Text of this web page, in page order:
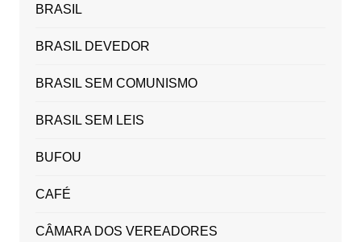
BRASIL
BRASIL DEVEDOR
BRASIL SEM COMUNISMO
BRASIL SEM LEIS
BUFOU
CAFÉ
CÂMARA DOS VEREADORES